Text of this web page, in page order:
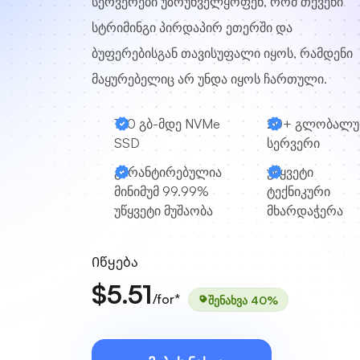
სტრიმინგი პირდაპირ ეთერში და
ბუფერებისგან თავისუფალი იყოს, რამდენი
მაყურებელიც არ უნდა იყოს ჩართული.
100 გბ-მდე NVMe
SSD
20+
სერვერი
გარანტირებულია
მინიმუმ 99.99%
უწყვეტი მუშაობა
უწყვეტი
ტექნიკური
მხარდაჭერა
Იწყება
$5.51/for* შენახვა 40%